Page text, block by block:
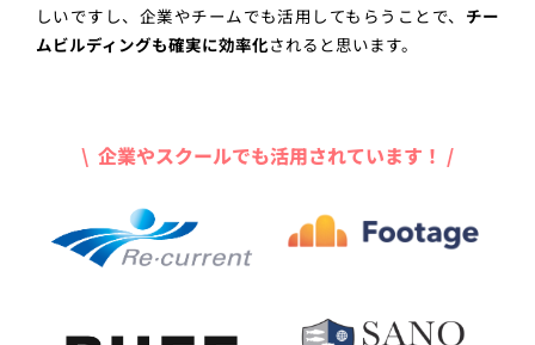
しいですし、企業やチームでも活用してもらうことで、 チー
ムビルディングも確実に効率化されると思います。
\ 企業やスクールでも活用されています！ /